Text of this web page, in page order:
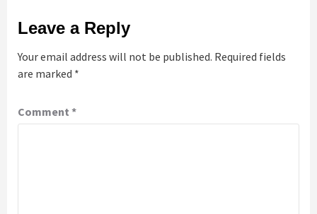
Leave a Reply
Your email address will not be published. Required fields
are marked *
Comment *